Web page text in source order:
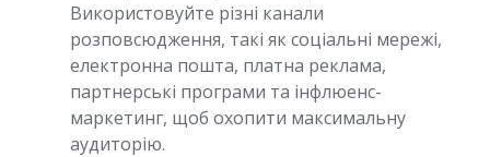
Використовуйте різні канали
розповсюдження, такі як соціальні мережі,
електронна пошта, платна реклама,
партнерські програми та інфлюенс-
маркетинг, щоб охопити максимальну
аудиторію.